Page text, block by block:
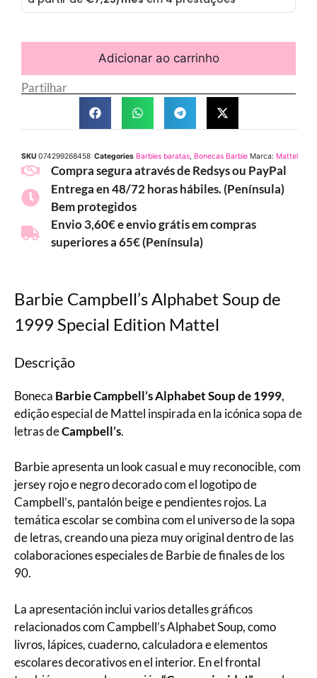
Adicionar ao carrinho
Partilhar
SKU 074299268458 Categories Barbies baratas, Bonecas Barbie Marca: Mattel
Compra segura através de Redsys ou PayPal
Entrega en 48/72 horas hábiles. (Península)
Bem protegidos
Envio 3,60€ e envio grátis em compras
superiores a 65€ (Península)
Barbie Campbell’s Alphabet Soup de
1999 Special Edition Mattel
Descrição
Boneca Barbie Campbell’s Alphabet Soup de 1999,
edição especial de Mattel inspirada en la icónica sopa de
letras deCampbell’s.
Barbie apresenta un look casual e muy reconocible, com
jersey rojo e negro decorado com el logotipo de
Campbell’s, pantalón beige e pendientes rojos. La
temática escolar se combina com el universo de la sopa
de letras, creando una pieza muy original dentro de las
colaboraciones especiales de Barbie de finales de los
90.
La apresentación inclui varios detalles gráficos
relacionados com Campbell’s Alphabet Soup, como
livros, lápices, cuaderno, calculadora e elementos
escolares decorativos en el interior. En el frontal